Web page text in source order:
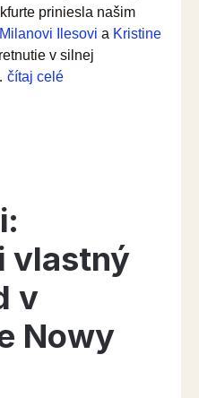
priniesla našim
Milanovi Ilesovi a Kristine
v silnej
čítaj celé“SAID
pre
interiérový
vlastný
v
Nowy